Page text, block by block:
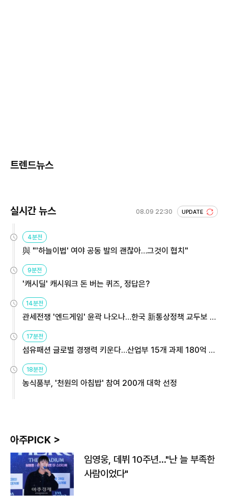
트렌드뉴스
실시간 뉴스 08.09 22:30 UPDATE
4분전
與 "'하늘이법' 여야 공동 발의 괜찮아…그것이 협치"
9분전
'캐시딜' 캐시워크 돈 버는 퀴즈, 정답은?
14분전
관세전쟁 '엔드게임' 윤곽 나오나…한국 新통상정책 교두보 활
17분전
섬유패션 글로벌 경쟁력 키운다…산업부 15개 과제 180억 지
18분전
농식품부, '천원의 아침밥' 참여 200개 대학 선정
아주PICK >
임영웅, 데뷔 10주년…"난 늘 부족한
사람이었다"